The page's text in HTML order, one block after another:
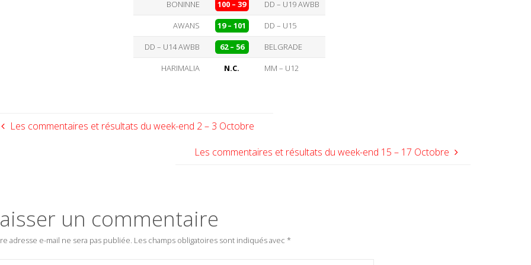
BONINNE
100 – 39
DD – U19 AWBB
AWANS
19 – 101
DD – U15
DD – U14 AWBB
62 – 56
BELGRADE
HARIMALIA
N.C. MM – U12
Les commentaires et résultats du week-end 2 – 3 Octobre
Les commentaires et résultats du week-end 15 – 17 Octobre
un commentaire
adresse e-mail ne sera pas publiée. Les champs obligatoires sont indiqués avec *